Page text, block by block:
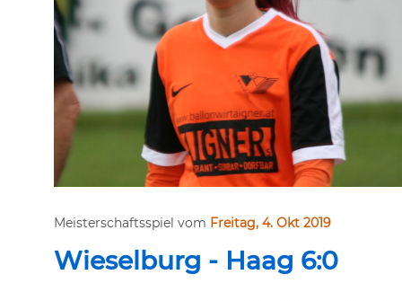
Meisterschaftsspiel vom Freitag, 4. Okt 2019
Wieselburg - Haag 6:0